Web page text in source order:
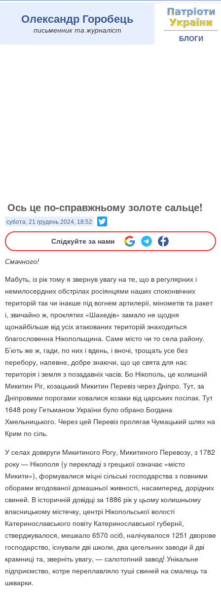
Олександр Горобець
письменник та журналіст
БЛОГИ
Ось це по-справжньому золоте сальце!
субота, 21 грудень 2024, 18:52
Слідкуйте за нами
Смачного!
Мабуть, із рік тому я звернув увагу на те, що в регулярних і
немилосердних обстрілах росіянцями наших споконвічних
територій так чи інакше під вогнем артилерії, мінометів та ракет
і, звичайно ж, проклятих «Шахедів» замало не щодня
щонайбільше від усіх атакованих територій знаходиться
благословенна Нікопольщина. Саме місто чи то села району.
Б’ють же ж, гади, по них і вдень, і вночі, трощать усе без
перебору, напевне, добре знаючи, що це свята для нас
територія і земля з позадавніх часів. Бо Нікополь, це колишній
Микитин Ріг, козацький Микитин Перевіз через Дніпро. Тут, за
Дніпровими порогами ховалися козаки від царських посіпак. Тут
1648 року Гетьманом України було обрано Богдана
Хмельницького. Через цей Перевіз пролягав Чумацький шлях на
Крим по сіль.
У селах довкруги Микитиного Рогу, Микитиного Перевозу, з 1782
року — Нікополя (у перекладі з грецької означає «місто
Микити»), формувалися міцні сільські господарства з повними
оборами вгодованої домашньої живності, насамперед, дорідних
свиней. В історичній довідці за 1886 рік у цьому колишньому
власницькому містечку, центрі Нікопольської волості
Катеринославського повіту Катеринославської губернії,
стверджувалося, мешкало 6570 осіб, налічувалося 1251 дворове
господарство, існували дві школи, два цегельних заводи й дві
крамниці та, зверніть увагу, — салотопний завод! Унікальне
підприємство, котре переплавляло туші свиней на смалець та
шкварки.